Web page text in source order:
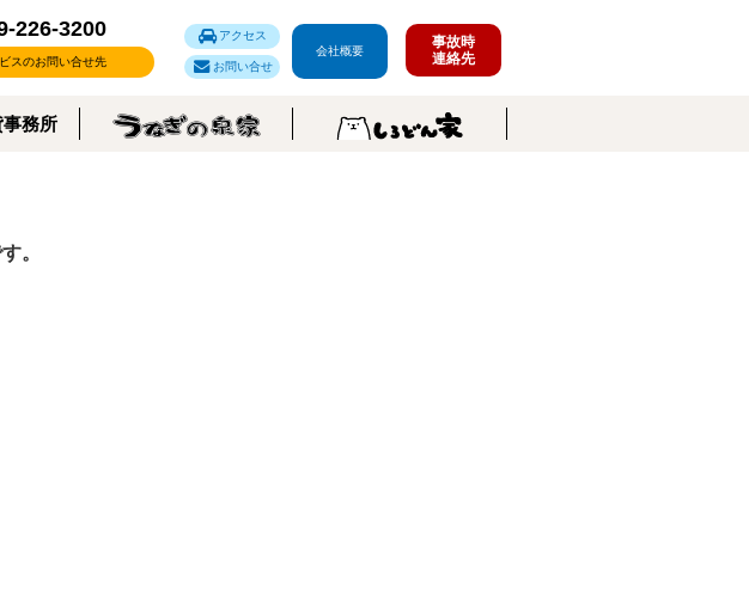
226-3200
スのお問い合せ先
アクセス
お問い合せ
会社概要
事故時
連絡先
事務所
。